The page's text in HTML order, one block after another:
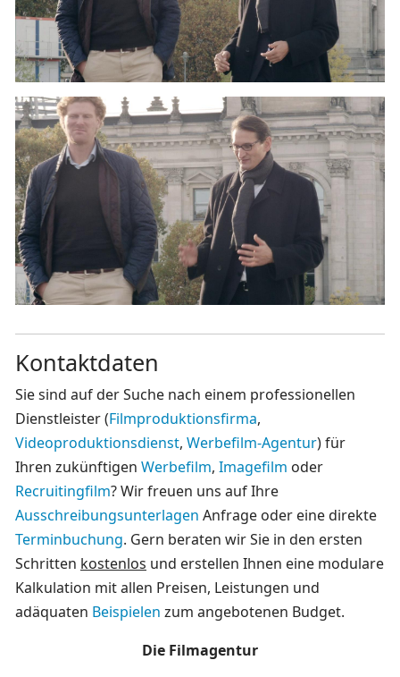
Kontaktdaten
Sie sind auf der Suche nach einem professionellen
Dienstleister (Filmproduktionsfirma,
Videoproduktionsdienst, Werbefilm-Agentur) für
Ihren zukünftigen Werbefilm, Imagefilm oder
Recruitingfilm? Wir freuen uns auf Ihre
Ausschreibungsunterlagen Anfrage oder eine direkte
Terminbuchung. Gern beraten wir Sie in den ersten
Schritten kostenlos und erstellen Ihnen eine modulare
Kalkulation mit allen Preisen, Leistungen und
adäquaten Beispielen zum angebotenen Budget.
Die Filmagentur